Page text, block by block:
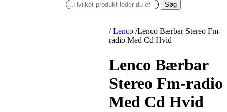
Søg
/ Lenco /Lenco Bærbar Stereo Fm-
radio Med Cd Hvid
Lenco Bærbar
Stereo Fm-radio
Med Cd Hvid